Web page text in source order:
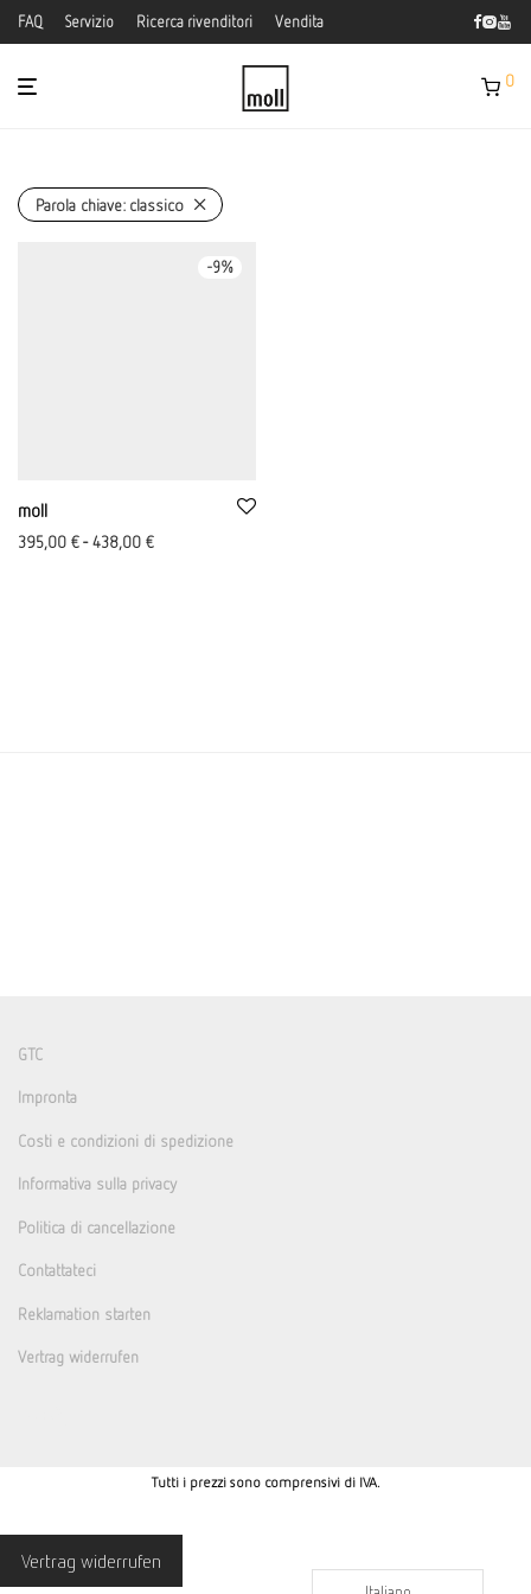
FAQ Servizio Ricerca rivenditori Vendita
0
Parola chiave: classico
-9%
moll
395,00 €-438,00 €
GTC
Impronta
Costi e condizioni di spedizione
Informativa sulla privacy
Politica di cancellazione
Contattateci
Reklamation starten
Vertrag widerrufen
Tutti i prezzi sono comprensivi di IVA.
Vertrag widerrufen